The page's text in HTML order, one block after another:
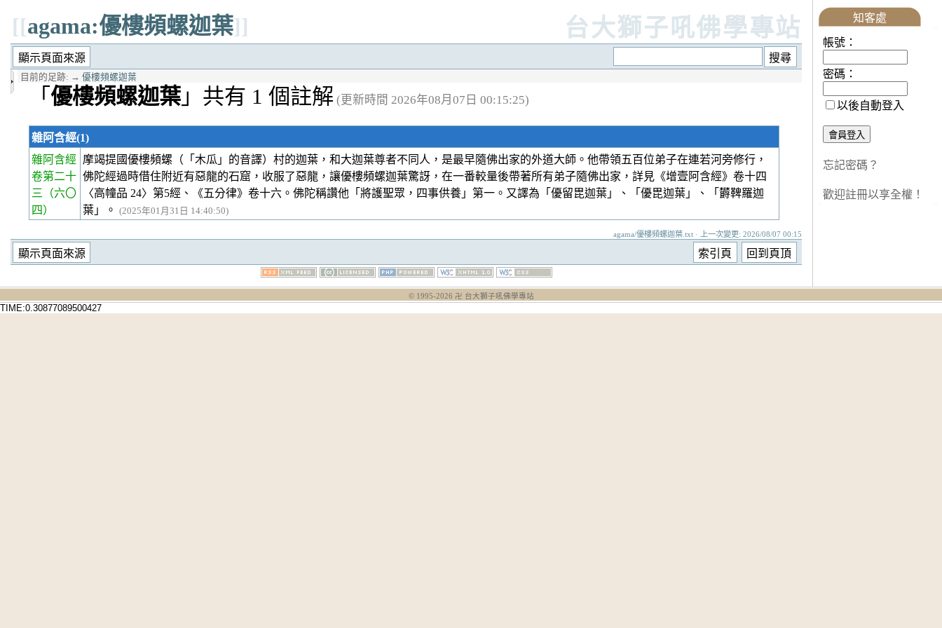
[[agama:優樓頻螺迦葉]] 台大獅子吼佛學專站
目前的足跡: → 優樓頻螺迦葉
「 優樓頻螺迦葉 」共有 1 個註解 (更新時間 2026年08月07日 00:15:25)
雜阿含經(1)
雜阿含經
卷第二十
三
（六〇
四）
摩竭提國優樓頻螺（「木瓜」的音譯）村的迦葉，和大迦葉尊者不同人，是最早隨佛出家的外道大師。他帶領五百位弟子在連若河旁修行，
佛陀經過時借住附近有惡龍的石窟，收服了惡龍，讓優樓頻螺迦葉驚訝，在一番較量後帶著所有弟子隨佛出家，詳見《增壹阿含經》卷十四
〈高幢品 24〉第5經、《五分律》卷十六。佛陀稱讚他「將護聖眾，四事供養」第一。又譯為「優留毘迦葉」、「優毘迦葉」、「欝鞞羅迦
葉」。
(2025年01月31日 14:40:50)
agama/優樓頻螺迦葉.txt · 上一次變更: 2026/08/07 00:15
知客處
帳號：
密碼：
以後自動登入
忘記密碼？
歡迎註冊以享全權！
© 1995-2026 卍 台大獅子吼佛學專站
TIME:0.30877089500427